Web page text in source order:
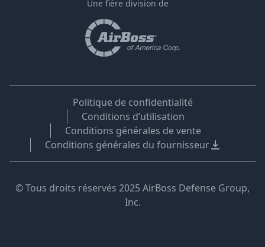
Une fière division de
Politique de confidentialité
Conditions d’utilisation
Conditions générales de vente
Conditions générales du fournisseur
© Tous droits réservés 2025 AirBoss Defense Group,
Inc.